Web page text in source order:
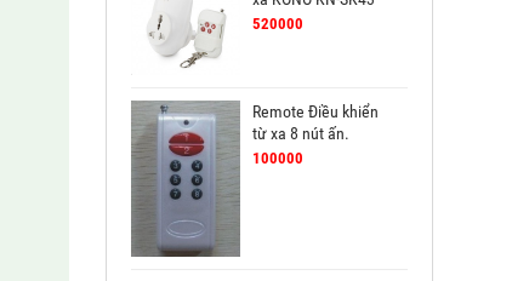
520000
Remote Điều khiển
từ xa 8 nút ấn.
100000